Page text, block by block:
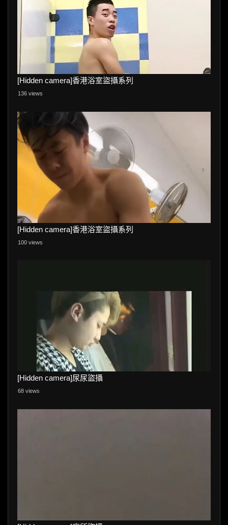
[Hidden camera]香港浴室盜攝系列
136 views
[Hidden camera]香港浴室盜攝系列
100 views
[Hidden camera]尿尿盜攝
68 views